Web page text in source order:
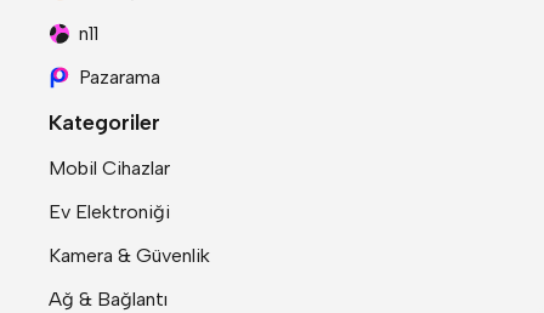
n11
Pazarama
Kategoriler
Mobil Cihazlar
Ev Elektroniği
Kamera & Güvenlik
Ağ & Bağlantı